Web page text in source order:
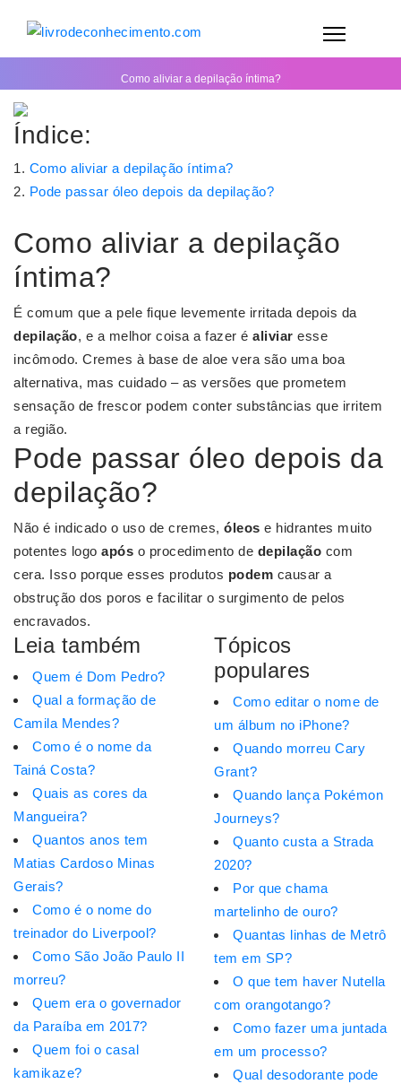
Como aliviar a depilação íntima?
Índice:
Como aliviar a depilação íntima?
Pode passar óleo depois da depilação?
Como aliviar a depilação
íntima?
É comum que a pele fique levemente irritada depois da
depilação, e a melhor coisa a fazer é aliviar esse
incômodo. Cremes à base de aloe vera são uma boa
alternativa, mas cuidado – as versões que prometem
sensação de frescor podem conter substâncias que irritem
a região.
Pode passar óleo depois da
depilação?
Não é indicado o uso de cremes, óleos e hidrantes muito
potentes logo após o procedimento de depilação com
cera. Isso porque esses produtos podem causar a
obstrução dos poros e facilitar o surgimento de pelos
encravados.
Leia também
Quem é Dom Pedro?
Qual a formação de
Camila Mendes?
Como é o nome da
Tainá Costa?
Quais as cores da
Mangueira?
Quantos anos tem
Matias Cardoso Minas
Gerais?
Como é o nome do
treinador do Liverpool?
Como São João Paulo II
morreu?
Quem era o governador
da Paraíba em 2017?
Quem foi o casal
kamikaze?
Tópicos
populares
Como editar o nome de
um álbum no iPhone?
Quando morreu Cary
Grant?
Quando lança Pokémon
Journeys?
Quanto custa a Strada
2020?
Por que chama
martelinho de ouro?
Quantas linhas de Metrô
tem em SP?
O que tem haver Nutella
com orangotango?
Como fazer uma juntada
em um processo?
Qual desodorante pode